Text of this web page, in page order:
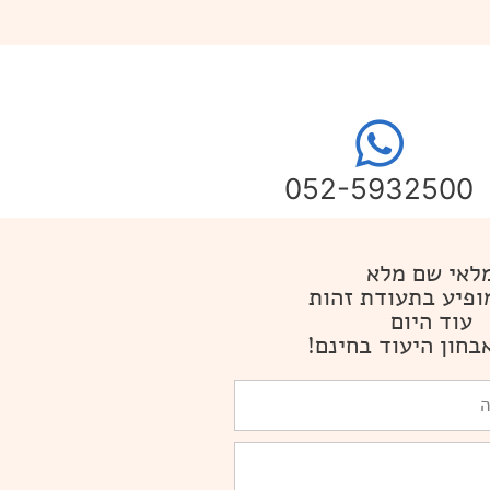
052-5932500
שם מלא
בתעודת זהות
עוד היום
היעוד בחינם!